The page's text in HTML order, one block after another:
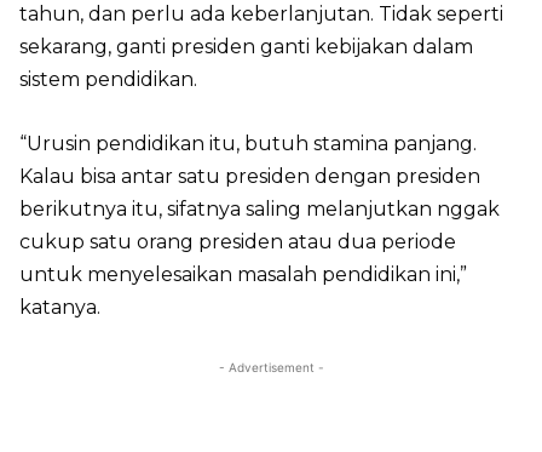
tahun, dan perlu ada keberlanjutan. Tidak seperti
sekarang, ganti presiden ganti kebijakan dalam
sistem pendidikan.
“Urusin pendidikan itu, butuh stamina panjang.
Kalau bisa antar satu presiden dengan presiden
berikutnya itu, sifatnya saling melanjutkan nggak
cukup satu orang presiden atau dua periode
untuk menyelesaikan masalah pendidikan ini,”
katanya.
- Advertisement -